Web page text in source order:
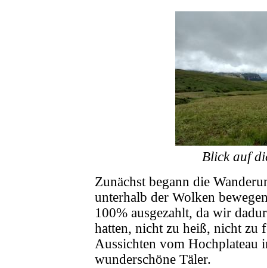
Blick auf
Zunächst begann die
unterhalb der Wolken
100% ausgezahlt, da wir
hatten, nicht zu heiß, nicht zu
Aussichten vom Hochplateau
wunderschöne Täler.